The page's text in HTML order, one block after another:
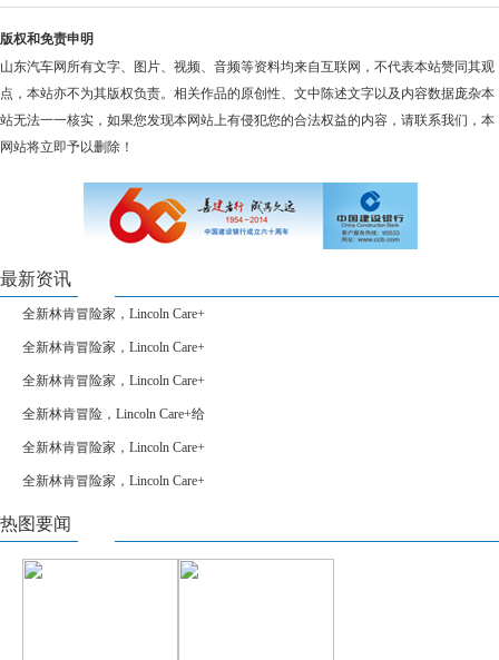
版权和免责申明
山东汽车网所有文字、图片、视频、音频等资料均来自互联网，不代表本站赞同其观
点，本站亦不为其版权负责。相关作品的原创性、文中陈述文字以及内容数据庞杂本
站无法一一核实，如果您发现本网站上有侵犯您的合法权益的内容，请联系我们，本
网站将立即予以删除！
最新资讯
全新林肯冒险家，Lincoln Care+
全新林肯冒险家，Lincoln Care+
全新林肯冒险家，Lincoln Care+
全新林肯冒险，Lincoln Care+给
全新林肯冒险家，Lincoln Care+
全新林肯冒险家，Lincoln Care+
热图要闻